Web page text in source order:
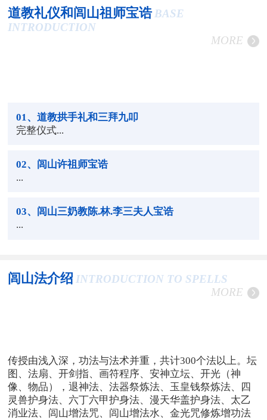
道教礼仪和闾山祖师宝诰 BASE
INTRODUCTION
MORE
01 、道教拱手礼和三拜九叩
完整仪式...
02、闾山许祖师宝诰
...
03、闾山三奶教陈.林.李三夫人宝诰
...
闾山法介绍 INTRODUCTION TO SPELLS
MORE
传授由浅入深，功法与法术并重，共计300个法以上。坛
图、法扇、开剑指、画符程序、安神立坛、开光（神
像、物品），退神法、法器祭炼法、玉皇钱祭炼法、四
灵兽护身法、六丁六甲护身法、漫天华盖护身法、太乙
消业法、闾山增法咒、闾山增法水、金光咒修炼增功法